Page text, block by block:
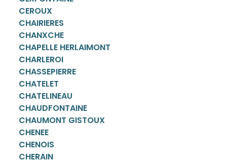
CEROUX
CHAIRIERES
CHANXCHE
CHAPELLE HERLAIMONT
CHARLEROI
CHASSEPIERRE
CHATELET
CHATELINEAU
CHAUDFONTAINE
CHAUMONT GISTOUX
CHENEE
CHENOIS
CHERAIN